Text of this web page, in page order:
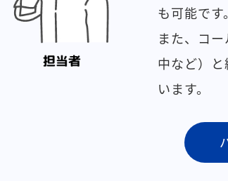
も可能です。
また、コ
中など）
います。